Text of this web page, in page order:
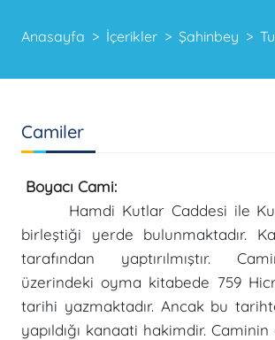
Anasayfa İçerikler Şahinbey
Camiler
Boyacı Cami:
Hamdi Kutlar Caddesi ile
birleştiği yerde bulunmaktadır.
tarafından yaptırılmıştır.
üzerindeki oyma kitabede 759
tarihi yazmaktadır. Ancak bu
yapıldığı kanaati hakimdir.